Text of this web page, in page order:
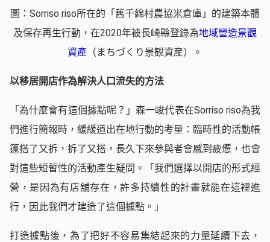
圖：Sorriso riso所在的「舊千綿村農協米倉庫」的建築本體
及保存再生行動，在2020年被長崎縣登錄為地域營造景觀
資產 （まちづくり景観資産）。
以移居開店作為解決人口流失的方法
「為什麼會有這個據點呢？」森一峻代表在Sorriso riso為我
們進行簡報時，緩緩道出在地行動的考量：臨時性的活動帳
篷搭了又拆，拆了又搭，長久下來參與者會感到疲憊，也會
對這些短暫性的活動產生疑問。「我們選擇以開店的形式經
營，是因為有店舖存在，許多持續性的計畫就能在這裡進
行，因此我們才建造了這個據點。」
打造據點後，為了把好不容易集結起來的力量延續下去，